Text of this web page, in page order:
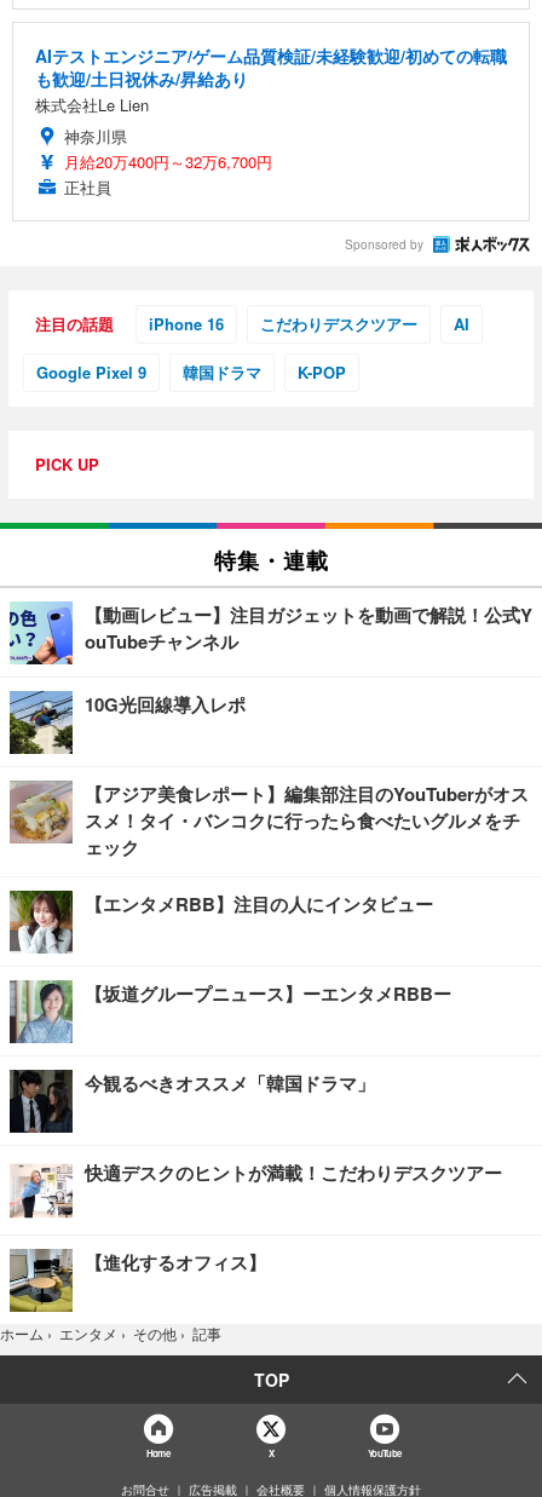
AIテストエンジニア/ゲーム品質検証/未経験歓迎/初めての転職
も歓迎/土日祝休み/昇給あり
株式会社Le Lien
神奈川県
月給20万400円～32万6,700円
正社員
Sponsored by
注目の話題 iPhone 16 こだわりデスクツアー AI
Google Pixel 9 韓国ドラマ K-POP
PICK UP
特集・連載
【動画レビュー】注目ガジェットを動画で解説！公式Y
ouTubeチャンネル
10G光回線導入レポ
【アジア美食レポート】編集部注目のYouTuberがオス
スメ！タイ・バンコクに行ったら食べたいグルメをチ
ェック
【エンタメRBB】注目の人にインタビュー
【坂道グループニュース】ーエンタメRBBー
今観るべきオススメ「韓国ドラマ」
快適デスクのヒントが満載！こだわりデスクツアー
【進化するオフィス】
ホーム › エンタメ › その他 › 記事
TOP
Home X YouTube
お問合せ 広告掲載 会社概要 個人情報保護方針